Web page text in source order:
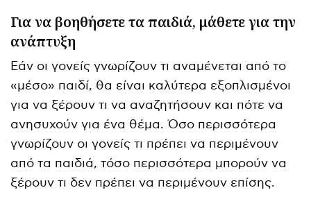
Για να βοηθήσετε τα παιδιά, μάθετε για την
ανάπτυξη
Εάν οι γονείς γνωρίζουν τι αναμένεται από το
«μέσο» παιδί, θα είναι καλύτερα εξοπλισμένοι
για να ξέρουν τι να αναζητήσουν και πότε να
ανησυχούν για ένα θέμα. Όσο περισσότερα
γνωρίζουν οι γονείς τι πρέπει να περιμένουν
από τα παιδιά, τόσο περισσότερα μπορούν να
ξέρουν τι δεν πρέπει να περιμένουν επίσης.